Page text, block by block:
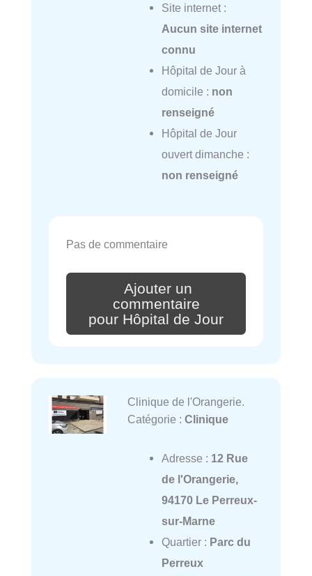
Site internet :
Aucun site internet
connu
Hôpital de Jour à
domicile : non
renseigné
Hôpital de Jour
ouvert dimanche :
non renseigné
Pas de commentaire
Ajouter un
commentaire
pour Hôpital de Jour
Clinique de l'Orangerie.
Catégorie : Clinique
Adresse : 12 Rue
de l'Orangerie,
94170 Le Perreux-
sur-Marne
Quartier : Parc du
Perreux